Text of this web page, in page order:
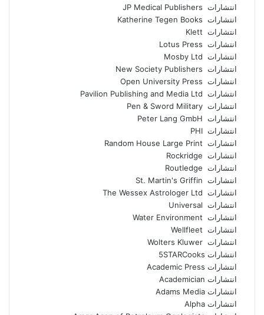
انتشارات JP Medical Publishers
انتشارات Katherine Tegen Books
انتشارات Klett
انتشارات Lotus Press
انتشارات Mosby Ltd
انتشارات New Society Publishers
انتشارات Open University Press
انتشارات Pavilion Publishing and Media Ltd
انتشارات Pen & Sword Military
انتشارات Peter Lang GmbH
انتشارات PHI
انتشارات Random House Large Print
انتشارات Rockridge
انتشارات Routledge
انتشارات St. Martin's Griffin
انتشارات The Wessex Astrologer Ltd
انتشارات Universal
انتشارات Water Environment
انتشارات Wellfleet
انتشارات Wolters Kluwer
انتشارات 5STARCooks
انتشارات Academic Press
انتشارات Academician
انتشارات Adams Media
انتشارات Alpha